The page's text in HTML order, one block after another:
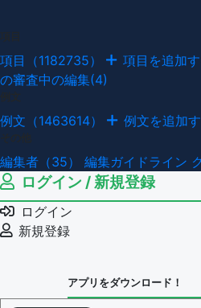
項目（1182735） 項目を追加
の審査中の編集(4)
例文（1463614） 例文を追加
編集者（35） 編集ガイドライン
ログイン / 新規登録
ログイン
新規登録
アプリをダウンロード！